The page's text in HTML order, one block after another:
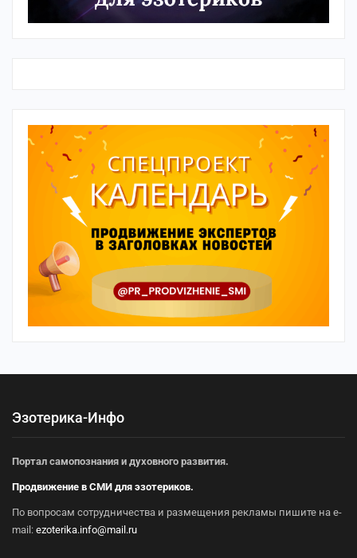
Эзотерика-Инфо
Портал самопознания и духовного развития.
Продвижение в СМИ для эзотериков.
По вопросам сотрудничества и размещения рекламы пишите на e-
mail: ezoterika.info@mail.ru